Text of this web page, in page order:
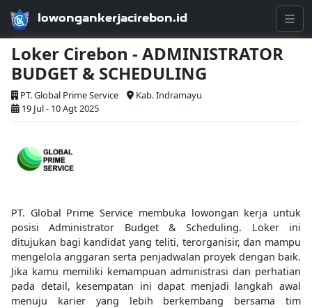
lowongankerjacirebon.id
Loker Cirebon - ADMINISTRATOR
BUDGET & SCHEDULING
PT. Global Prime Service
Kab. Indramayu
19 Jul - 10 Agt 2025
PT. Global Prime Service membuka lowongan kerja untuk
posisi Administrator Budget & Scheduling. Loker ini
ditujukan bagi kandidat yang teliti, terorganisir, dan mampu
mengelola anggaran serta penjadwalan proyek dengan baik.
Jika kamu memiliki kemampuan administrasi dan perhatian
pada detail, kesempatan ini dapat menjadi langkah awal
menuju karier yang lebih berkembang bersama tim